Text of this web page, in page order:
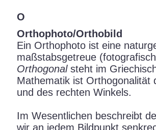
O
Orthophoto/Orthobild
Ein Orthophoto ist eine
maßstabsgetreue
Orthogonalsteht im
Mathematik ist Orthogonalität
und des rechten Winkels.
Im Wesentlichen beschreibt
wir an jedem Bildpunkt